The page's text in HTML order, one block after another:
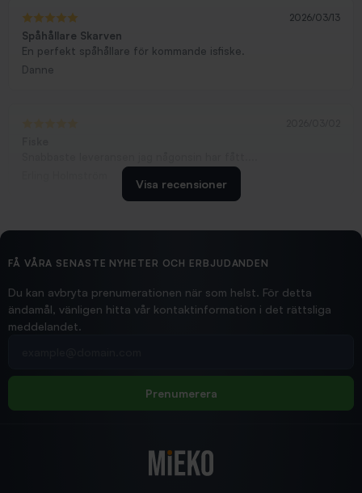
2026/03/13
Spåhållare Skarven
En perfekt spåhållare för kommande isfiske.
Danne
2026/02/19
Hittade exakt vad jag behövde. Snabb och bra...
Visa recensioner
FÅ VÅRA SENASTE NYHETER OCH ERBJUDANDEN
Du kan avbryta prenumerationen när som helst. För detta
ändamål, vänligen hitta vår kontaktinformation i det rättsliga
meddelandet.
Prenumerera